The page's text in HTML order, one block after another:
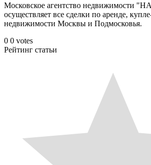
Московское агентство недвижимости
осуществляет все сделки по аренде,
недвижимости Москвы и Подмосковья.
0 0 votes
Рейтинг статьи